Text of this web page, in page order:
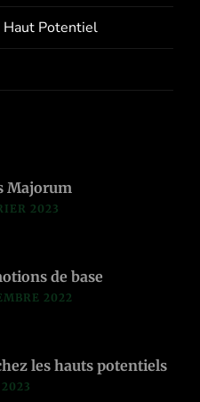
Haut Potentiel
Majorum
2023
de base
2022
les hauts potentiels